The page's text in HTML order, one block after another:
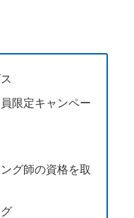
限定キャンペー
グ師の資格を取